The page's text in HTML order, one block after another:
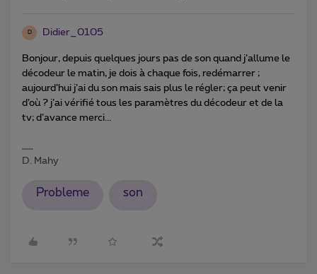
D Didier_0105
Bonjour, depuis quelques jours pas de son quand j’allume le
décodeur le matin, je dois à chaque fois, redémarrer ;
aujourd’hui j’ai du son mais sais plus le régler; ça peut venir
d’où ? j’ai vérifié tous les paramètres du décodeur et de la
tv; d’avance merci...
D. Mahy
Probleme son